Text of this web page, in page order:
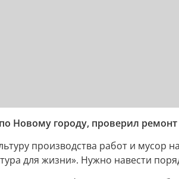
Новому городу, проверил
производства работ и мусор
для жизни». Нужно навести